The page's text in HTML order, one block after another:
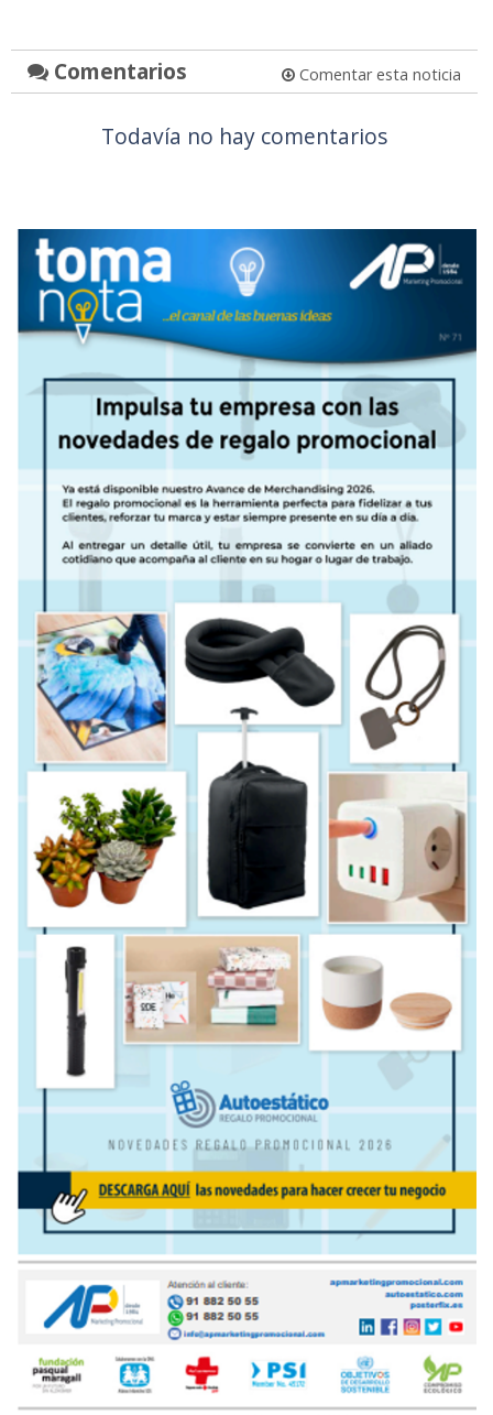
Comentarios Comentar esta noticia
Todavía no hay comentarios